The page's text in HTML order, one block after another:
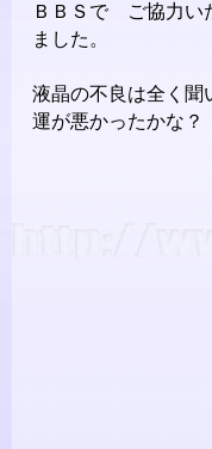
ＢＢＳで ご協力い
ました。
液晶の不良は全く聞
運が悪かったかな？